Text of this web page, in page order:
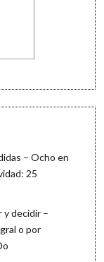
– Ocho en
25
y decidir –
o por